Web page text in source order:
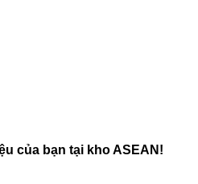
của bạn tại kho ASEAN!